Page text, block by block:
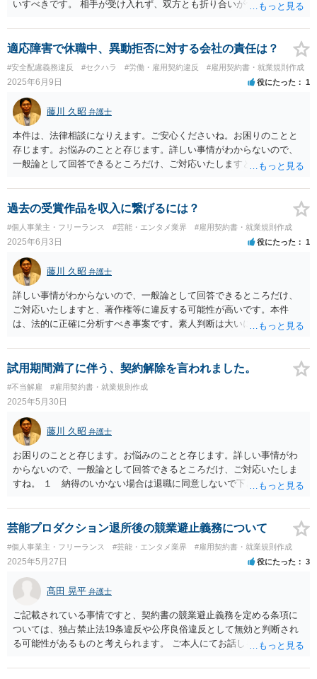
のいずれかに該当する労働契約にあつては、五年）を超える期間につ
の号及び第四十一条の二第一項第一号において「専門的知識等」とい
う。）であつて高度のものとして厚生労働大臣が定める基準に該当す
る専門的知識等を有する労働者（当該高度の専門的知識等を必要とす
る業務に就く者に限る。）との間に締結される労働契約 二 満六十歳
以上の労働者との間に締結される労働契約（前号に掲げる労働契約を
除く。） 第百三十七条 期間の定めのある労働契約（一定の事業の完
了に必要な期間を定めるものを除き、その期間が一年を超えるものに
限る。）を締結した労働者（第十四条第一項各号に規定する労働者を
除く。）は、労働基準法の一部を改正する法律（平成十五年法律第百
四号）附則第三条に規定する措置が講じられるまでの間、民法第六百
二十八条の規定にかかわらず、当該労働契約の期間の初日から一年を
経過した日以後においては、その使用者に申し出ることにより、いつ
でも退職することができる。 （賠償予定の禁止） 第十六条 使用者
は、労働契約の不履行について違約金を定め、又は損害賠償額を予定
する契約をしてはならない。
いすべきです。 相手が受け入れず、双方とも折り合いがつかない場合
適応障害で休職中、異動拒否に対する会社の責任は？
#安全配慮義務違反 #セクハラ #労働・雇用契約違反 #雇用契約書・就業規則作成
2025年6月9日 役にたった 1
藤川 久昭 弁護士
本件は、法律相談になりえます。ご安心くださいね。お困りのことと
存じます。お悩みのことと存じます。詳しい事情がわからないので、
一般論として回答できるところだけ、ご対応いたしますと、本相談
件は、法的に正確に分析すべき事案です。素人判断は大いに危険で
す。厚生労働省「精神障害の労災認定」という基準等を踏まえて、違
法なパワハラによって、精神負荷が「強」であると判断される必要も
あります。客観的証拠が不可欠です。復職に関しては就業規則等関連
規定について本件は、法的に正確に分析すべき事案です。素人判断は
大いに危険です。法的責任をきちんと追及されたい場合には、労働法
にかなり詳しく、上記に関係した法理等にも通じた弁護士等に相談
し、法的に正確に分析してもらい、今後の対応を検討するべきです。
弁護士への直接相談が良いと思います。なぜならば、法的にきちんと
解明するために、良い知恵を得るには必要だからです。納得のいかな
いことは徹底的に解明しましょう！ 応援しています！！ 頑張って
下さい！！ お力になりたいと思います。
過去の受賞作品を収入に繋げるには？
#個人事業主・フリーランス #芸能・エンタメ業界 #雇用契約書・就業規則作成
2025年6月3日 役にたった 1
藤川 久昭 弁護士
詳しい事情がわからないので、一般論として回答できるところだけ、
ご対応いたしますと、著作権等に違反する可能性が高いです。本件
は、法的に正確に分析すべき事案です。素人判断は大いに危険です。
トではなく直接相談されるのが良いと思われます。良い解決になりま
すよう祈念しております。法令遵守をお願いいたします。
試用期間満了に伴う、契約解除を言われました。
#不当解雇 #雇用契約書・就業規則作成
2025年5月30日
藤川 久昭 弁護士
お困りのことと存じます。お悩みのことと存じます。詳しい事情がわ
からないので、一般論として回答できるところだけ、ご対応いたしま
すね。 １ 納得のいかない場合は退職に同意しないで下さい！ ２ 就
間延長についての規定が必要である可能性が高いです。 ３ 本採用拒
否の有効性は、取消事由が「採用内定当時知らないこと、知ることが
出来ないことであって、留保解約権（誓約書等から判断）の趣旨に照
らして、客観的合理的、社会通念上相当であるか否か」で判断されま
す。 法的責任をきちんと追及されたい場合には、労働法にかなり詳し
く、上記に関係した法理等にも通じた弁護士等に相談し、法的に正確
に分析してもらい、今後の対応を検討するべきです。弁護士への直接
相談が良いと思います。なぜならば、法的にきちんと解明するため
に、良い知恵を得るには必要だからです。良い解決になりますよう祈
念しております。応援しています！！ 頑張って下さい！！
芸能プロダクション退所後の競業避止義務について
#個人事業主・フリーランス #芸能・エンタメ業界 #雇用契約書・就業規則作成
2025年5月27日 役にたった 3
髙田 晃平 弁護士
ご記載されている事情ですと、契約書の競業避止義務を定める条項に
ついては、独占禁止法19条違反や公序良俗違反として無効と判断され
る可能性があるものと考えられます。 ご本人にてお話しを進められる
で、弁護士を通じて交渉することも選択肢として取り得るかと思われ